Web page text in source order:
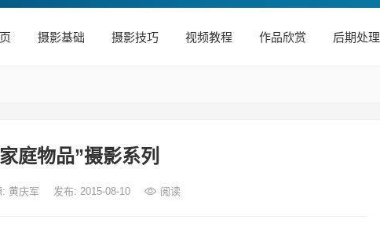
摄影基础 摄影技巧 视频教程 作品欣赏 后期处理
庭物品”摄影系列
黄庆军 发布: 2015-08-10 阅读